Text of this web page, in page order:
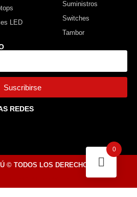
LED
Suministros
Switches
Tambor
Suscribirse
REDES
© TODOS LOS DERECHOS
0